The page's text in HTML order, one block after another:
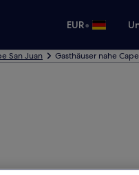
EUR•
San Juan Gasthäuser nahe